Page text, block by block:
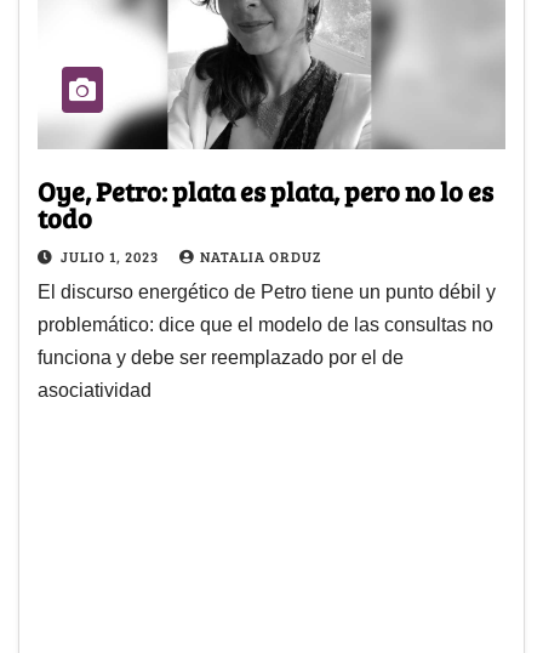
Oye, Petro: plata es plata, pero no lo es
todo
JULIO 1, 2023 NATALIA ORDUZ
El discurso energético de Petro tiene un punto débil y
problemático: dice que el modelo de las consultas no
funciona y debe ser reemplazado por el de
asociatividad